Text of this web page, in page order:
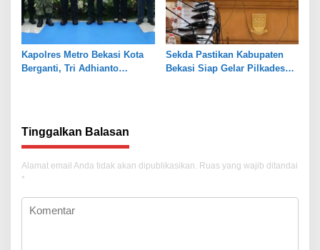
Kapolres Metro Bekasi Kota
Berganti, Tri Adhianto
Sekda Pastikan Kabupaten
Bekasi Siap Gelar Pilkades
Tinggalkan Balasan
Alamat email Anda tidak akan dipublikasikan. Ruas yang wajib ditandai
*